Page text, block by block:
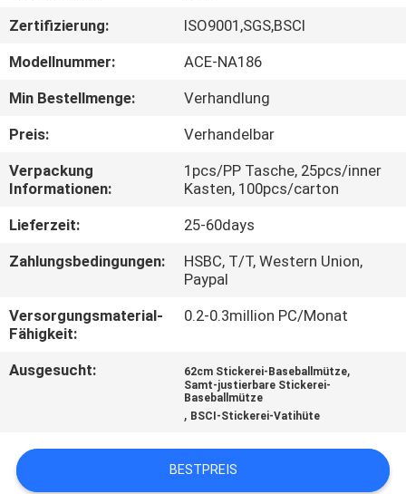
FABRIK-
AUSFLUG
QUALITÄTSKONTROLLE
TRETEN
SIE
MIT
IN
VERBINDUNG
FÄLLE
Zertifizierung:
ISO9001,SGS,BSCI
Modellnummer:
ACE-NA186
Min Bestellmenge:
Verhandlung
Preis:
Verhandelbar
Verpackung
Informationen:
1pcs/PP Tasche, 25pcs/inner
Kasten, 100pcs/carton
Lieferzeit:
25-60days
Zahlungsbedingungen:
HSBC, T/T, Western Union,
Paypal
Versorgungsmaterial-
Fähigkeit:
0.2-0.3million PC/Monat
Ausgesucht: 62cm Stickerei-Baseballmütze,
Samt-justierbare Stickerei-
Baseballmütze
, BSCI-Stickerei-Vatihüte
BESTPREIS